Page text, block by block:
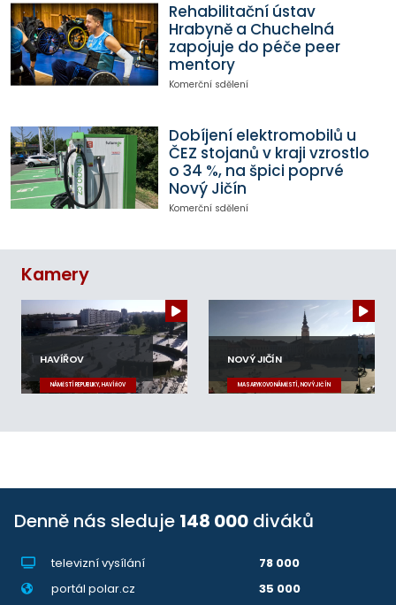
Rehabilitační ústav
Hrabyně a Chuchelná
zapojuje do péče peer
mentory
Komerční sdělení
Dobíjení elektromobilů u
ČEZ stojanů v kraji vzrostlo
o 34 %, na špici poprvé
Nový Jičín
Komerční sdělení
Kamery
HAVÍŘOV
NÁMĚSTÍ REPUBLIKY, HAVÍŘOV
NOVÝ JIČÍN
MASARYKOVO NÁMĚSTÍ, NOVÝ JIČÍN
Denně nás sleduje 148 000 diváků
televizní vysílání
78 000
portál polar.cz
35 000